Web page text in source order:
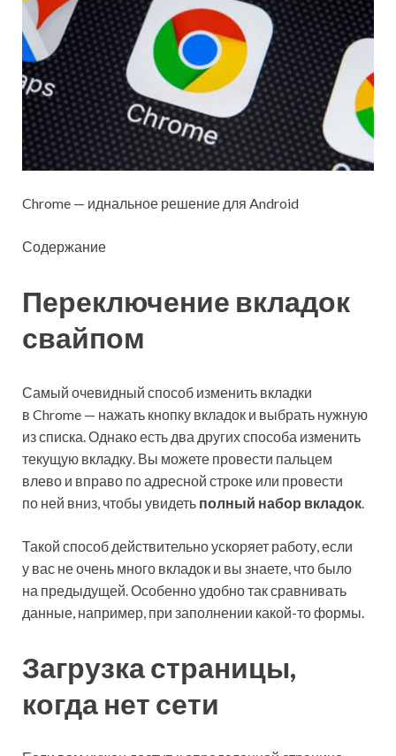
Chrome — иднальное решение для Android
Содержание
Переключение вкладок
свайпом
Самый очевидный способ изменить вкладки
в Chrome — нажать кнопку вкладок и выбрать нужную
из списка. Однако есть два других способа изменить
текущую вкладку. Вы можете провести пальцем
влево и вправо по адресной строке или провести
по ней вниз, чтобы увидеть полный набор вкладок.
Такой способ действительно ускоряет работу, если
у вас не очень много вкладок и вы знаете, что было
на предыдущей. Особенно удобно так сравнивать
данные, например, при заполнении какой-то формы.
Загрузка страницы,
когда нет сети